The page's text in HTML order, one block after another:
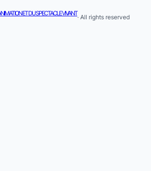
ET DU SPECTACLE VIVANT
· All rights reserved